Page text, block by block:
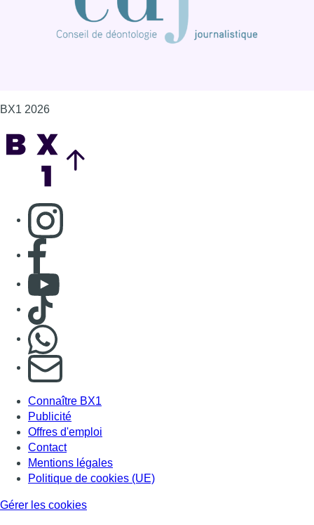
BX1 2026
Consulter page Instagram
Consulter page Facebook
Consulter Youtube
Consulter TikTok
S'abonner à notre newsletter
Connaître BX1
Publicité
Offres d'emploi
Contact
Mentions légales
Politique de cookies (UE)
Gérer les cookies